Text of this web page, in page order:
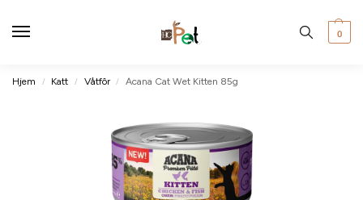
0
Hjem / Katt / Våtfôr / Acana Cat Wet Kitten 85g